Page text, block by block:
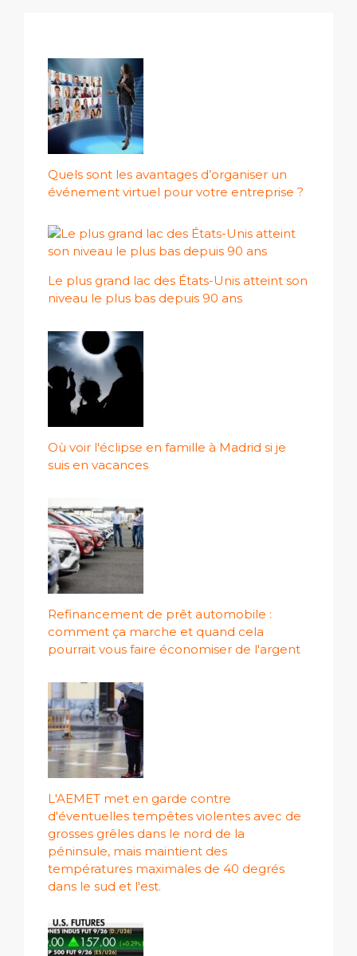
Quels sont les avantages d’organiser un
événement virtuel pour votre entreprise ?
Le plus grand lac des États-Unis atteint son
niveau le plus bas depuis 90 ans
Où voir l'éclipse en famille à Madrid si je
suis en vacances
Refinancement de prêt automobile :
comment ça marche et quand cela
pourrait vous faire économiser de l'argent
L'AEMET met en garde contre
d'éventuelles tempêtes violentes avec de
grosses grêles dans le nord de la
péninsule, mais maintient des
températures maximales de 40 degrés
dans le sud et l'est.